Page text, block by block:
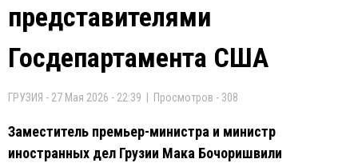
представителями
Госдепартамента США
ГРУЗИЯ - 27 Мая 2026 - 22:39 | Просмотров - 308
Заместитель премьер-министра и министр
иностранных дел Грузии Мака Бочоришвили